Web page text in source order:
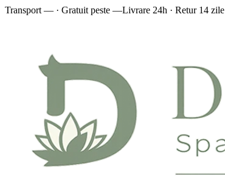
Transport — · Gratuit peste —Livrare 24h · Retur 14 zile